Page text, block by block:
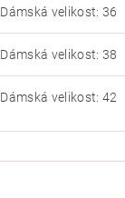
Dámská velikost: 36
Dámská velikost: 38
Dámská velikost: 42